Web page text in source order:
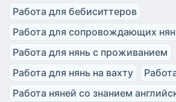
Работа для бебиситтеров
Работа для сопровождающих
Работа для нянь с проживанием
Работа для нянь на вахту
Работа няней со знанием